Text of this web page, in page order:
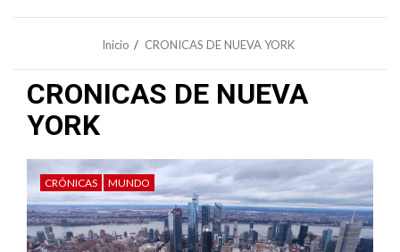
Inicio CRONICAS DE NUEVA YORK
CRONICAS DE NUEVA
YORK
CRÓNICAS MUNDO